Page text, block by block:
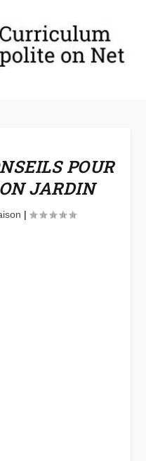
POUR
JARDIN
|